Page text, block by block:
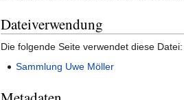
Dateiverwendung
Die folgende Seite verwendet diese Datei:
Sammlung Uwe Möller